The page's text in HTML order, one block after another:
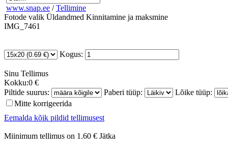
www.snap.ee / Tellimine
Fotode valik Üldandmed Kinnitamine ja maksmine
IMG_7461
Kogus:
Sinu Tellimus
Kokku:0 €
Piltide suurus:
Paberi tüüp:
Lõike tüüp:
Mitte korrigeerida
Eemalda kõik pildid tellimusest
Miinimum tellimus on 1.60 € Jätka